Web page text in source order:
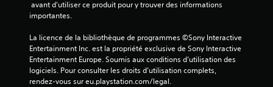
importantes.
La licence de la bibliothèque de programmes ©Sony Interactive
Entertainment Inc. est la propriété exclusive de Sony Interactive
Entertainment Europe. Soumis aux conditions d’utilisation des
logiciels. Pour consulter les droits d’utilisation complets,
rendez-vous sur eu.playstation.com/legal.